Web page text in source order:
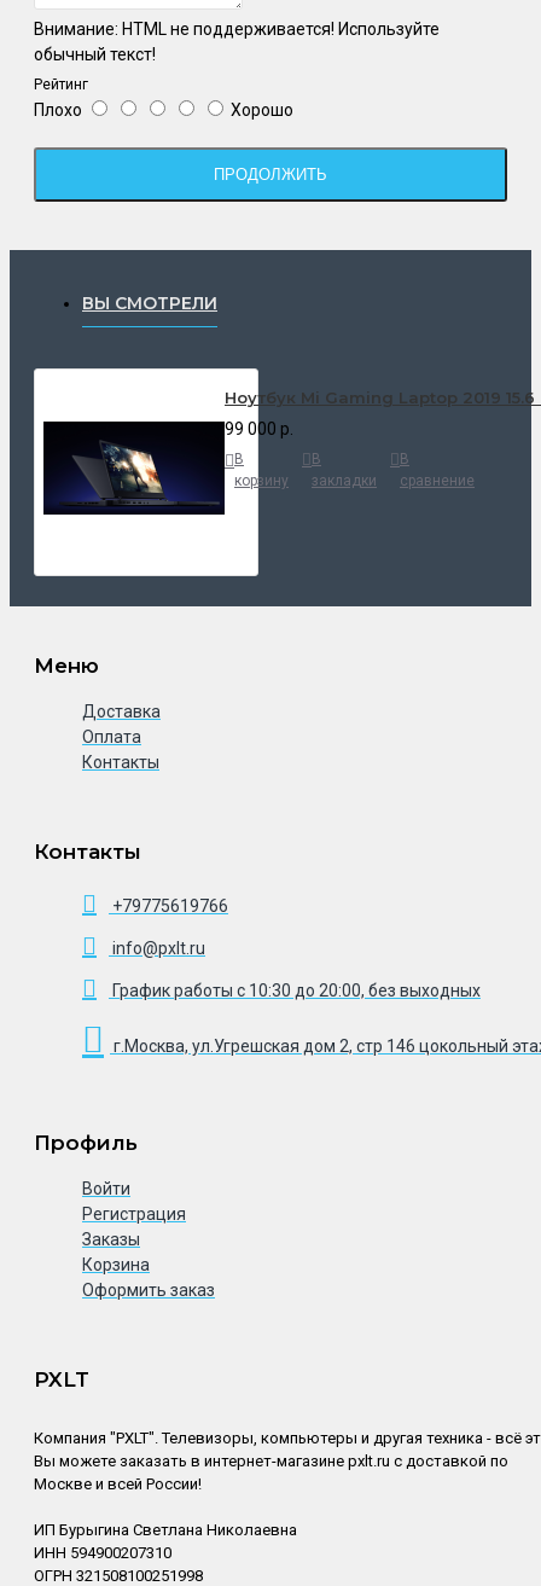
Внимание: HTML не поддерживается! Используйте
обычный текст!
Рейтинг
Плохо Хорошо
ПРОДОЛЖИТЬ
ВЫ СМОТРЕЛИ
Ноутбук Mi Gaming Laptop 2019 15.6
99 000 р.
В
корзину
В
закладки
В
сравнение
Меню
Доставка
Оплата
Контакты
Контакты
+79775619766
info@pxlt.ru
График работы с 10:30 до 20:00, без выходных
г.Москва, ул.Угрешская дом 2, стр 146 цокольный
Профиль
Войти
Регистрация
Заказы
Корзина
Оформить заказ
PXLT
Компания "PXLT". Телевизоры, компьютеры и другая техника - всё
Вы можете заказать в интернет-магазине pxlt.ru с доставкой по
Москве и всей России!
ИП Бурыгина Светлана Николаевна
ИНН 594900207310
ОГРН 321508100251998